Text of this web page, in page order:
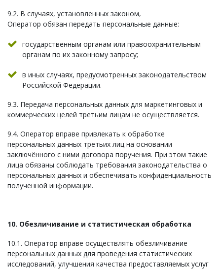
9.2. В случаях, установленных законом,
Оператор обязан передать персональные данные:
государственным органам или правоохранительным
органам по их законному запросу;
в иных случаях, предусмотренных законодательством
Российской Федерации.
9.3. Передача персональных данных для маркетинговых и
коммерческих целей третьим лицам не осуществляется.
9.4. Оператор вправе привлекать к обработке
персональных данных третьих лиц на основании
заключённого с ними договора поручения. При этом такие
лица обязаны соблюдать требования законодательства о
персональных данных и обеспечивать конфиденциальность
полученной информации.
10. Обезличивание и статистическая обработка
10.1. Оператор вправе осуществлять обезличивание
персональных данных для проведения статистических
исследований, улучшения качества предоставляемых услуг